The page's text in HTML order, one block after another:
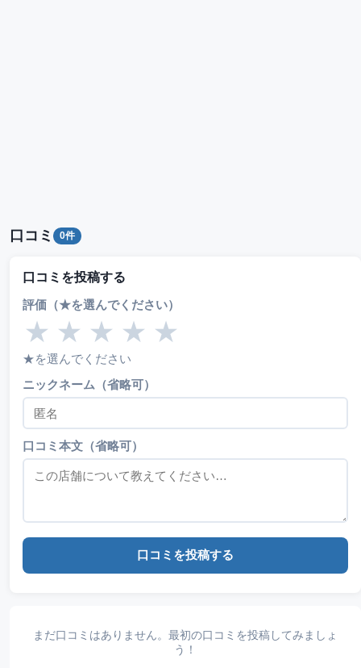
口コミ 0件
口コミを投稿する
評価（★を選んでください）
★ ★ ★ ★ ★
★を選んでください
ニックネーム（省略可）
口コミ本文（省略可）
口コミを投稿する
まだ口コミはありません。最初の口コミを投稿してみましょ
う！